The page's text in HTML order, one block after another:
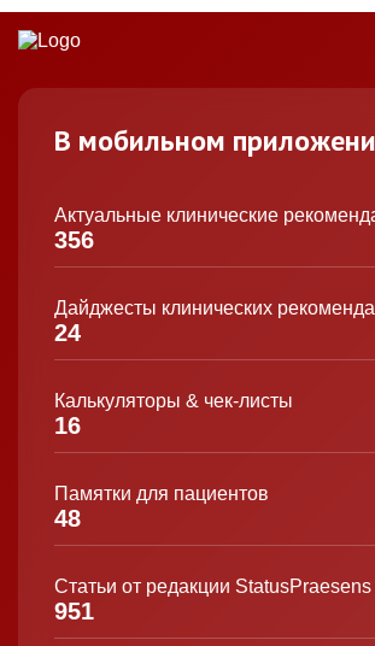
В мобильном
Актуальные клинические
356
Дайджесты клинических
24
Калькуляторы & чек-листы
16
Памятки для пациентов
48
Статьи от редакции StatusPraesens
951